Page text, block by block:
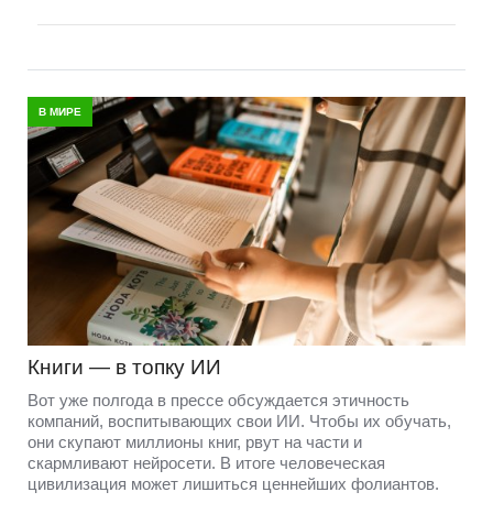
В МИРЕ
Книги — в топку ИИ
Вот уже полгода в прессе обсуждается этичность
компаний, воспитывающих свои ИИ. Чтобы их обучать,
они скупают миллионы книг, рвут на части и
скармливают нейросети. В итоге человеческая
цивилизация может лишиться ценнейших фолиантов.